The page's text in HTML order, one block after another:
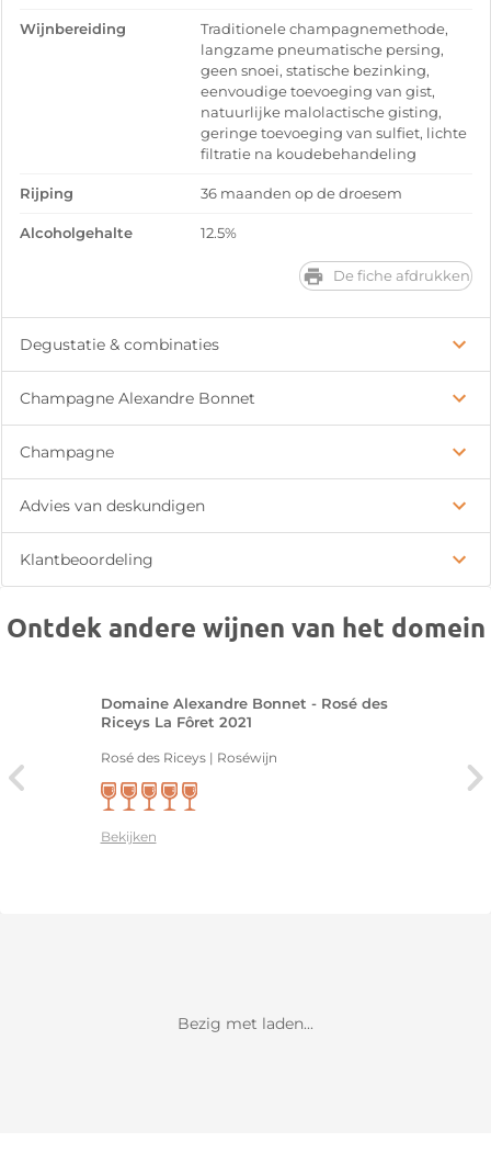
Wijnbereiding
Traditionele champagnemethode,
langzame pneumatische persing,
geen snoei, statische bezinking,
eenvoudige toevoeging van gist,
natuurlijke malolactische gisting,
geringe toevoeging van sulfiet, lichte
filtratie na koudebehandeling
Rijping 36 maanden op de droesem
Alcoholgehalte 12.5%
De fiche afdrukken
Degustatie & combinaties
Champagne Alexandre Bonnet
Champagne
Advies van deskundigen
Klantbeoordeling
Ontdek andere wijnen van het domein
Domaine Alexandre Bonnet - Rosé des
Riceys La Fôret 2021
Rosé des Riceys | Roséwijn
Bekijken
Bezig met laden...